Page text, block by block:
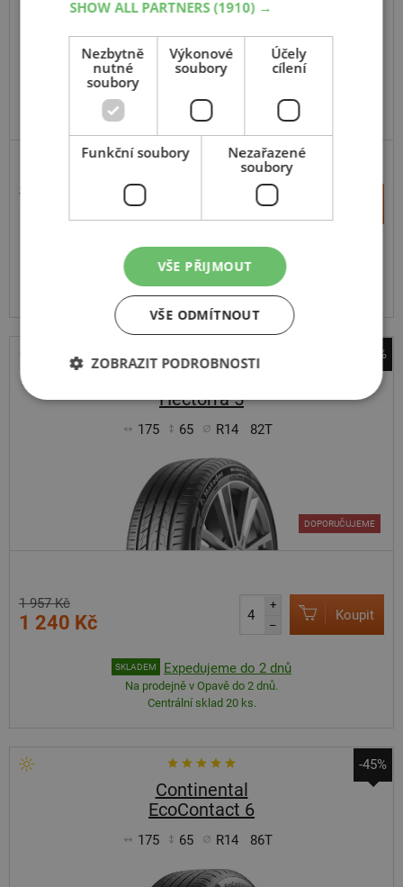
R14 82T
1 942 Kč
+
SKLADEM Expedujeme příští prac. den
Na prodejně v Opavě 4 ks.
Centrální sklad 20 ks.
-37%
Hectorra 5
175 65 R14 82T
DOPORUČUJEME
1 957 Kč
1 240 Kč
+
–
Koupit
SKLADEM Expedujeme do 2 dnů
Na prodejně v Opavě do 2 dnů.
Centrální sklad 20 ks.
-45%
Continental
EcoContact 6
175 65 R14 86T
SHOW ALL PARTNERS(1910) →
Nezbytně
nutné
soubory
Výkonové
soubory
Účely
cílení
Funkční soubory
Nezařazené
soubory
VŠE PŘIJMOUT
VŠE ODMÍTNOUT
ZOBRAZIT PODROBNOSTI